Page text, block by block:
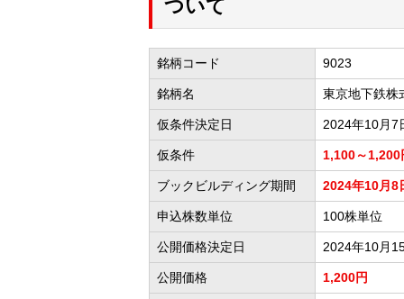
ついて
銘柄コード 9023
銘柄名 東京地下鉄株
仮条件決定日 2024年10月7
仮条件 1,100～1,200
ブックビルディング期間 2024年10月8
申込株数単位 100株単位
公開価格決定日 2024年10月
公開価格 1,200円